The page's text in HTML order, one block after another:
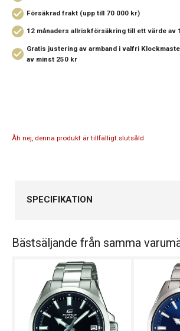
Försäkrad frakt (upp till 70 000 kr)
12 månaders allriskförsäkring till ett värde av
Gratis justering av armband i valfri
av minst 250 kr
Åh nej, denna produkt är tillfälligt slutsåld
SPECIFIKATION
Kollektion
Edifice
Typ av klocka
Garanti
24 månader
Design
Bästsäljande från samma